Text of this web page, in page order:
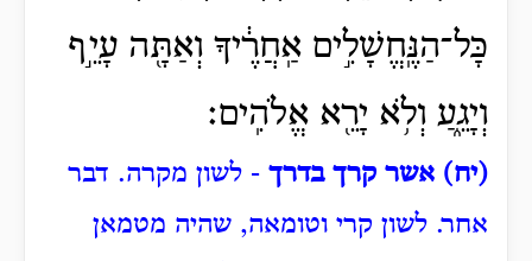
כָּל־הַנֶּֽחֱשָׁלִ֣ים אַֽחֲרֶ֔יךָ וְאַתָּ֖ה עָיֵ֣ף
וְיָגֵ֑עַ וְלֹ֥א יָרֵ֖א אֱלֹהִֽים׃
(יח) אשר קרך בדרך - לשון מקרה. דבר
אחר. לשון קרי וטומאה, שהיה מטמאן